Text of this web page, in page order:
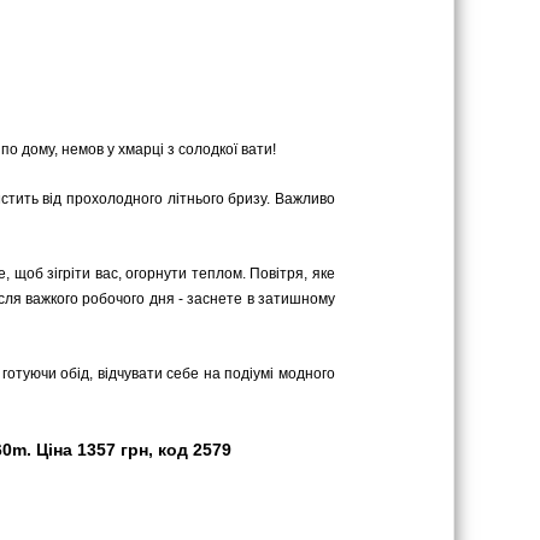
дому, немов у хмарці з солодкої вати!
від прохолодного літнього бризу. Важливо
зігріти вас, огорнути теплом. Повітря, яке
важкого робочого дня - заснете в затишному
обід, відчувати себе на подіумі модного
Ціна 1357 грн, код 2579